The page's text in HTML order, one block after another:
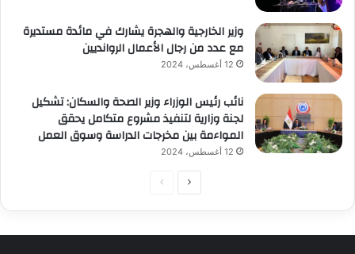
وزير الخارجية والهجرة يشارك في مائدة مستديرة
مع عدد من رجال الأعمال الروانديين
12 أغسطس، 2024
نائب رئيس الوزراء وزير الصحة والسكان: تشكيل
لجنة وزارية لتنفيذ مشروع متكامل يحقق
المواءمة بين مخرجات الدراسة وسوق العمل
12 أغسطس، 2024
الصفحةالصفحة